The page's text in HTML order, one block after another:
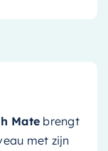
Mate brengt
met zijn